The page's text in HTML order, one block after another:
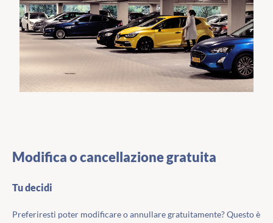
Modifica o cancellazione gratuita
Tu decidi
Preferiresti poter modificare o annullare gratuitamente? Questo è